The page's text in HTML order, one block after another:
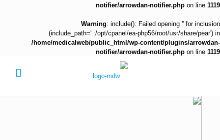
notifier/arrowdan-notifier.php on line 1119
Warning: include(): Failed opening '' for inclusion
(include_path='.:/opt/cpanel/ea-php56/root/usr/share/pear') in
/home/medicalweb/public_html/wp-content/plugins/arrowdan-
notifier/arrowdan-notifier.php on line 1119